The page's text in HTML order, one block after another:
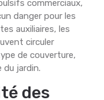
commerciaux,
danger pour les
auxiliaires, les
circuler
de couverture,
du jardin.
des